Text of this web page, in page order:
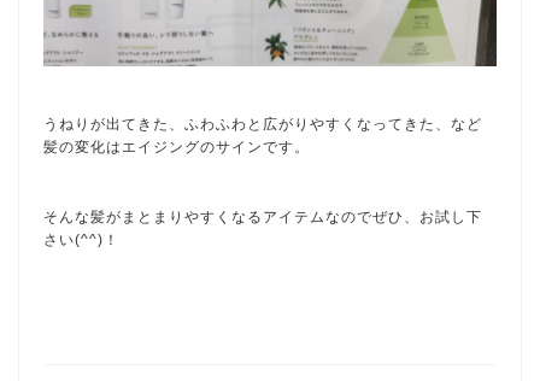
うねりが出てきた、ふわふわと広がりやすくなってきた、など
髪の変化はエイジングのサインです。
そんな髪がまとまりやすくなるアイテムなのでぜひ、お試し下
さい(^^)！